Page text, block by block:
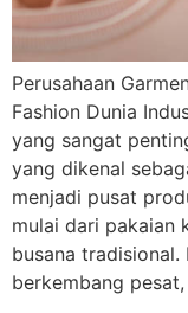
Perusahaan
Fashion Dunia
yang sangat
yang dikenal
menjadi pusat
mulai dari pakaian
busana tradisional.
berkembang